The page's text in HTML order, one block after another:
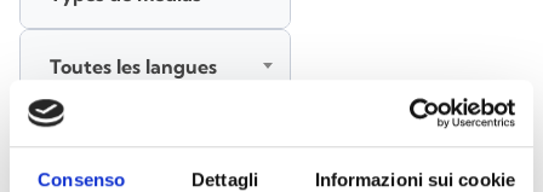
Consenso Dettagli Informazioni sui cookie
Toutes les langues
RECHERCHER
EFFACER LES FILTRES